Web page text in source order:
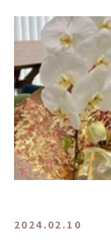
2024.02.10